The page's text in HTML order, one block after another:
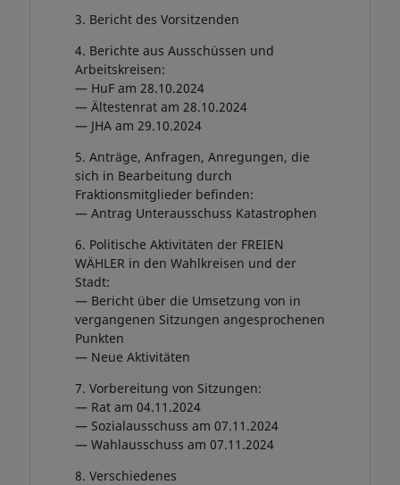
3. Bericht des Vorsitzenden
4. Berichte aus Ausschüssen und
Arbeitskreisen:
— HuF am 28.10.2024
— Ältestenrat am 28.10.2024
— JHA am 29.10.2024
5. Anträge, Anfragen, Anregungen, die
sich in Bearbeitung durch
Fraktionsmitglieder befinden:
— Antrag Unterausschuss Katastrophen
6. Politische Aktivitäten der FREIEN
WÄHLER in den Wahlkreisen und der
Stadt:
— Bericht über die Umsetzung von in
vergangenen Sitzungen angesprochenen
Punkten
— Neue Aktivitäten
7. Vorbereitung von Sitzungen:
— Rat am 04.11.2024
— Sozialausschuss am 07.11.2024
— Wahlausschuss am 07.11.2024
8. Verschiedenes